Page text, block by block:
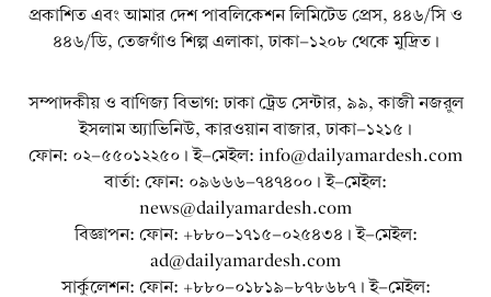
প্রকাশিত এবং আমার দেশ পাবলিকেশন লিমিটেড প্রেস, ৪৪৬/সি ও
৪৪৬/ডি, তেজগাঁও শিল্প এলাকা, ঢাকা-১২০৮ থেকে মুদ্রিত।
সম্পাদকীয় ও বাণিজ্য বিভাগ: ঢাকা ট্রেড সেন্টার, ৯৯, কাজী নজরুল
ইসলাম অ্যাভিনিউ, কারওয়ান বাজার, ঢাকা-১২১৫।
ফোন: ০২-৫৫০১২২৫০। ই-মেইল: info@dailyamardesh.com
বার্তা: ফোন: ০৯৬৬৬-৭৪৭৪০০। ই-মেইল:
news@dailyamardesh.com
বিজ্ঞাপন: ফোন: +৮৮০-১৭১৫-০২৫৪৩৪ । ই-মেইল:
ad@dailyamardesh.com
সার্কুলেশন: ফোন: +৮৮০-০১৮১৯-৮৭৮৬৮৭ । ই-মেইল: